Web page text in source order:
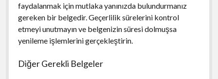
faydalanmak için mutlaka yanınızda bulundurmanız
gereken bir belgedir. Geçerlilik sürelerini kontrol
etmeyi unutmayın ve belgenizin süresi dolmuşsa
yenileme işlemlerini gerçekleştirin.
Diğer Gerekli Belgeler